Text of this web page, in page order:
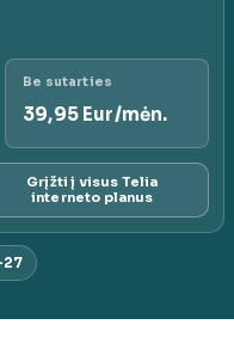
VisiPlan
ai.lt
Be sutarties
39,95 Eur/mėn.
Grįžti į visus Telia
interneto planus